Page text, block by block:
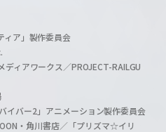
ィア」製作委員会
ィアワークス／PROJECT-RAILGU
バー2」アニメーション製作委員会
・角川書店／「プリズマ☆イリ